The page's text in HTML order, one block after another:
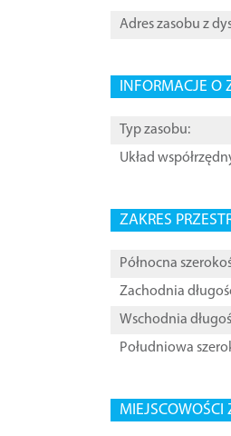
Adres zasobu z
INFORMACJE O
Typ zasobu:
Układ
ZAKRES
Północna
Zachodnia
Wschodnia
Południowa
MIEJSCOWOŚCI